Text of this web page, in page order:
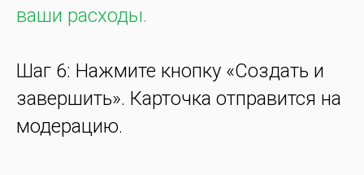
ваши расходы.
Шаг 6: Нажмите кнопку «Создать и
завершить». Карточка отправится на
модерацию.